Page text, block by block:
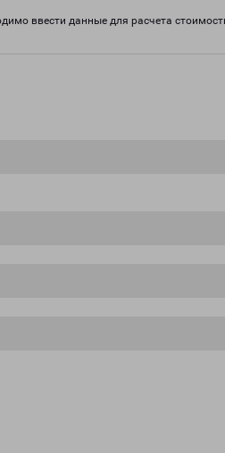
ввести данные для расчета